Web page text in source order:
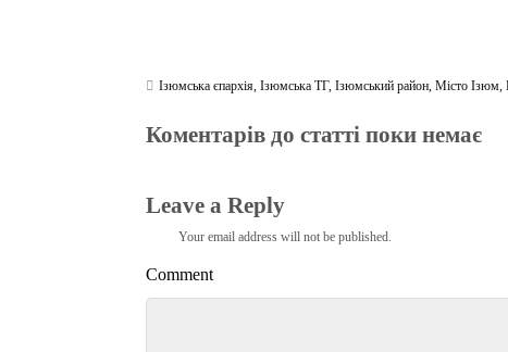
Ізюмська єпархія,Ізюмська ТГ,Ізюмський район,Місто Ізюм,
Коментарів до статті поки немає
Leave a Reply
Your email address will not be published.
Comment